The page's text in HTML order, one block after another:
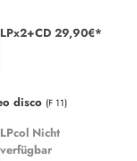
LPx2+CD 29,90€*
disco (F 11)
LPcol Nicht
verfügbar